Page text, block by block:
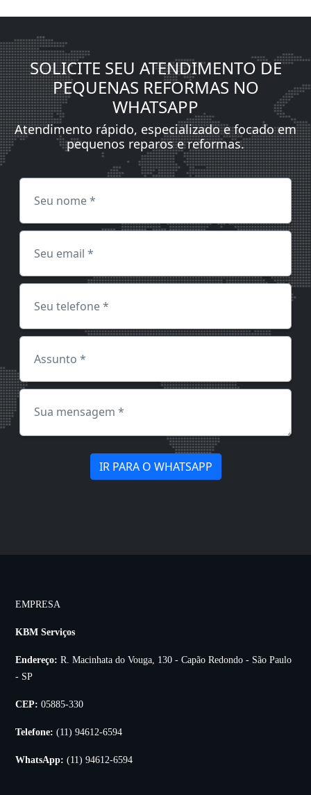
SOLICITE SEU ATENDIMENTO DE
PEQUENAS REFORMAS NO
WHATSAPP
Atendimento rápido, especializado e focado em
pequenos reparos e reformas.
IR PARA O WHATSAPP
EMPRESA
KBM Serviços
Endereço: R. Macinhata do Vouga, 130 - Capão Redondo - São Paulo
- SP
CEP: 05885-330
Telefone: (11) 94612-6594
WhatsApp: (11) 94612-6594